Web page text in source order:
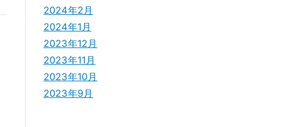
2024年2月
2024年1月
2023年12月
2023年11月
2023年10月
2023年9月